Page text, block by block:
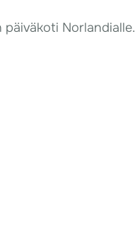
Norlandialle.